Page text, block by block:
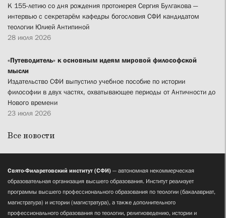
К 155-летию со дня рождения протоиерея Сергия Булгакова —
интервью с секретарём кафедры богословия СФИ кандидатом
теологии Юлией Антипиной
28 июля 2026
«Путеводитель» к основным идеям мировой философской
мысли
Издательство СФИ выпустило учебное пособие по истории
философии в двух частях, охватывающее периоды от Античности до
Нового времени
23 июля 2026
Все новости
Свято-Филаретовский институт (СФИ) — автономная некоммерческая
образовательная организация высшего образования. Институт реализует
программы высшего профессионального образования по теологии (бакалавриат,
магистратура) и истории (магистратура), а также дополнительного
профессионального образования по теологии, религиоведению, истории и